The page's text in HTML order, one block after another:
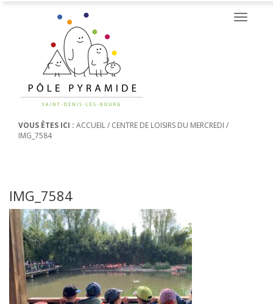
Toggle
VOUS ÊTES ICI : ACCUEIL/ CENTRE DE LOISIRS DU MERCREDI /
IMG_7584
IMG_7584